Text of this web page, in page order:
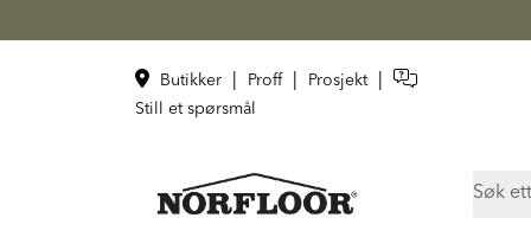
Butikker Proff Prosjekt
Still et spørsmål